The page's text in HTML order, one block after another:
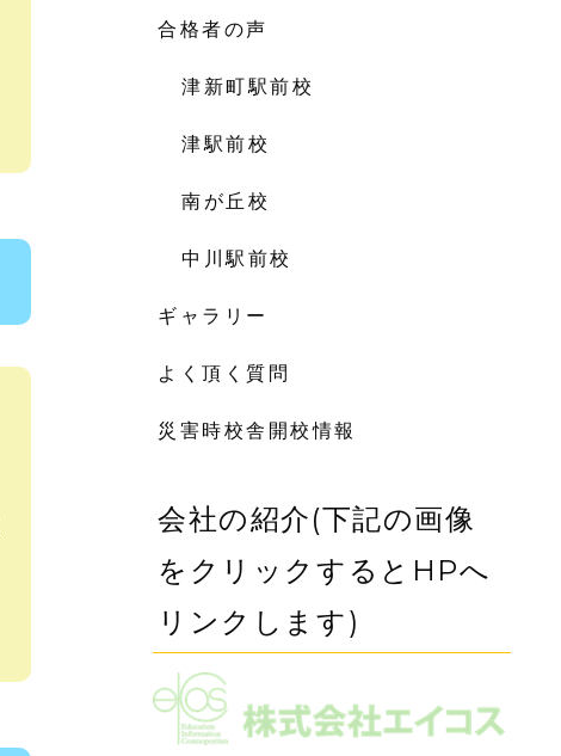
合格者の声
津新町駅前校
津駅前校
南が丘校
中川駅前校
ギャラリー
よく頂く質問
災害時校舎開校情報
会社の紹介(下記の画像
をクリックするとHPへ
リンクします)